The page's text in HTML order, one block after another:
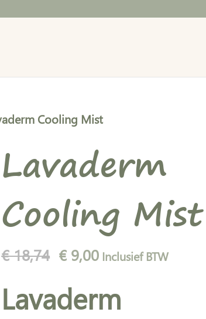
Cooling Mist
Lavaderm
Cooling Mist
€18,74 Oorspronkelijke
was:
€ 18,74.
€ 9,00Huidige
is:
€ 9,00.
Inclusief BTW
Lavaderm